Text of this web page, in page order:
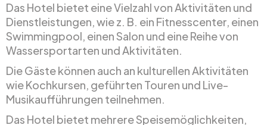
Das Hotel bietet eine Vielzahl von Aktivitäten und
Dienstleistungen, wie z. B. ein Fitnesscenter, einen
Swimmingpool, einen Salon und eine Reihe von
Wassersportarten und Aktivitäten.
Die Gäste können auch an kulturellen Aktivitäten
wie Kochkursen, geführten Touren und Live-
Musikaufführungen teilnehmen.
Das Hotel bietet mehrere Speisemöglichkeiten,